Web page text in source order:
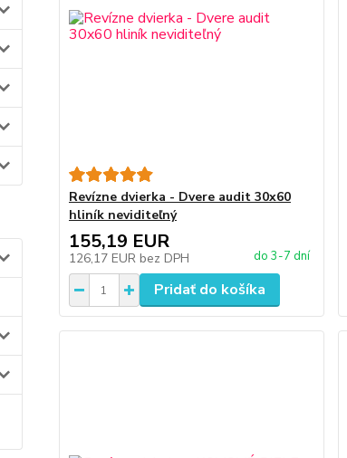
Revízne dvierka - Dvere audit 30x60
hliník neviditeľný
155,19 EUR
126,17 EUR bez DPH do 3-7 dní
Pridať do košíka